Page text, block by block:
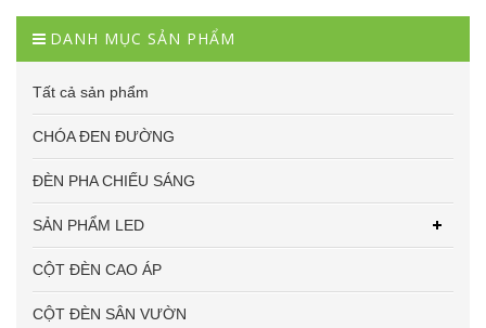
DANH MỤC SẢN PHẨM
Tất cả sản phẩm
CHÓA ĐEN ĐƯỜNG
ĐÈN PHA CHIẾU SÁNG
SẢN PHẨM LED
CỘT ĐÈN CAO ÁP
CỘT ĐÈN SÂN VƯỜN